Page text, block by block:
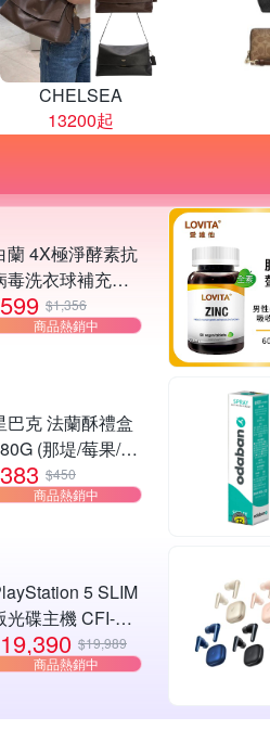
CHELSEA
13200起
蘭 4X極淨酵素抗
毒洗衣球補充包
顆/袋)_4入組(三
任選)
599 $1,356
商品熱銷中
巴克 法蘭酥禮盒
(那堤/莓果/海
焦糖)
383 $450
商品熱銷中
5 SLIM
光碟主機 CFI-
19,390 $19,989
商品熱銷中